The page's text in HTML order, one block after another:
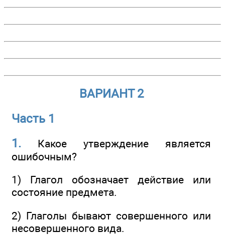
ВАРИАНТ 2
Часть 1
1. Какое утверждение является
ошибочным?
1) Глагол обозначает действие или
состояние предмета.
2) Глаголы бывают совершенного или
несовершенного вида.